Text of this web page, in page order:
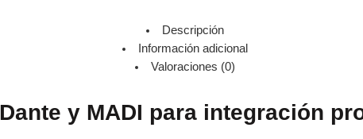
Descripción
Información adicional
Valoraciones (0)
y MADI para integración